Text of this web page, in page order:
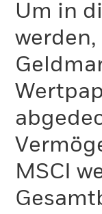
Um in
MSCI